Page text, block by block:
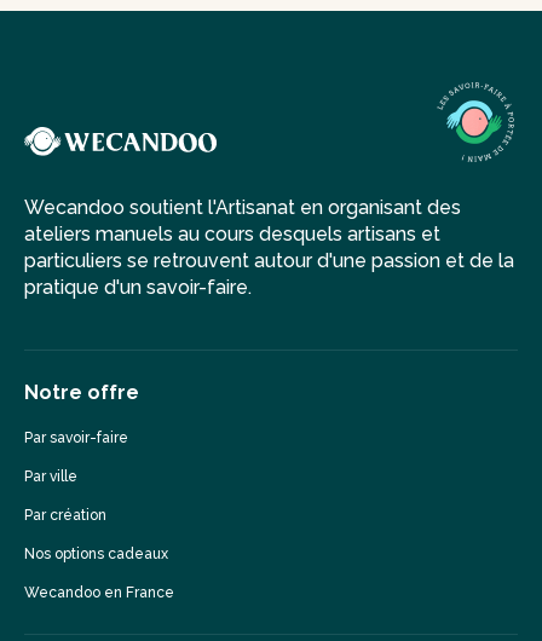
Wecandoo soutient l'Artisanat en organisant des
ateliers manuels au cours desquels artisans et
particuliers se retrouvent autour d'une passion et de la
pratique d'un savoir-faire.
Notre offre
Par savoir-faire
Par ville
Par création
Nos options cadeaux
Wecandoo en France